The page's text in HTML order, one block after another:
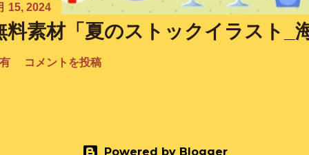
15, 2024
料素材「夏のストックイラスト_
コメントを投稿
Powered by Blogger